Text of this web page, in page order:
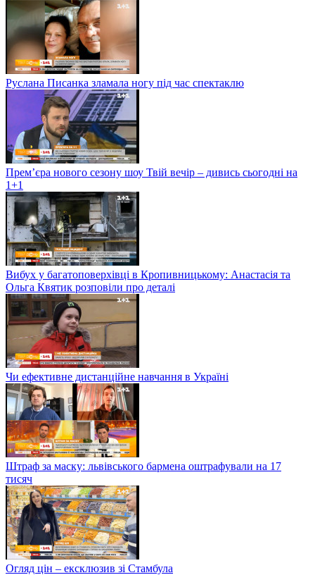
Руслана Писанка зламала ногу під час спектаклю
Прем’єра нового сезону шоу Твій вечір – дивись сьогодні на
1+1
Вибух у багатоповерхівці в Кропивницькому: Анастасія та
Ольга Квятик розповіли про деталі
Чи ефективне дистанційне навчання в Україні
Штраф за маску: львівського бармена оштрафували на 17
тисяч
Огляд цін – ексклюзив зі Стамбула